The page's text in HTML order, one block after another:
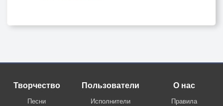
Творчество
Песни
Пользователи
Исполнители
О нас
Правила